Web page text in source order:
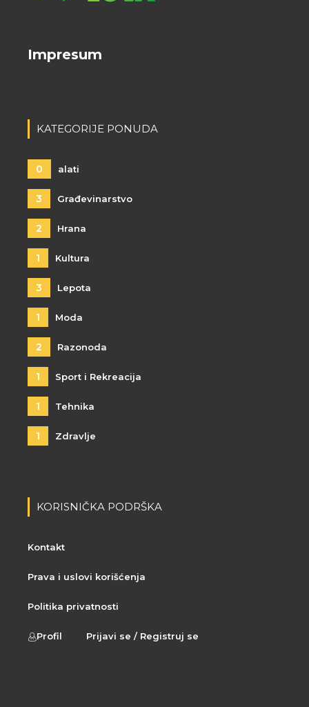
Impresum
KATEGORIJE PONUDA
0 alati
3 Građevinarstvo
2 Hrana
1 Kultura
3 Lepota
1 Moda
2 Razonoda
1 Sport i Rekreacija
1 Tehnika
1 Zdravlje
KORISNIČKA PODRŠKA
Kontakt
Prava i uslovi korišćenja
Politika privatnosti
Profil Prijavi se / Registruj se